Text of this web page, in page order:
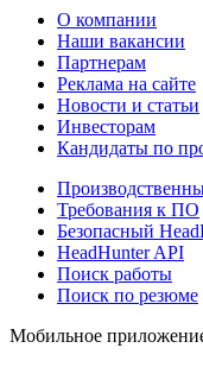
О компании
Наши вакансии
Партнерам
Реклама на сайте
Новости и статьи
Инвесторам
Кандидаты по
Требования к ПО
Безопасный
HeadHunter API
Поиск работы
Поиск по резюме
Мобильное